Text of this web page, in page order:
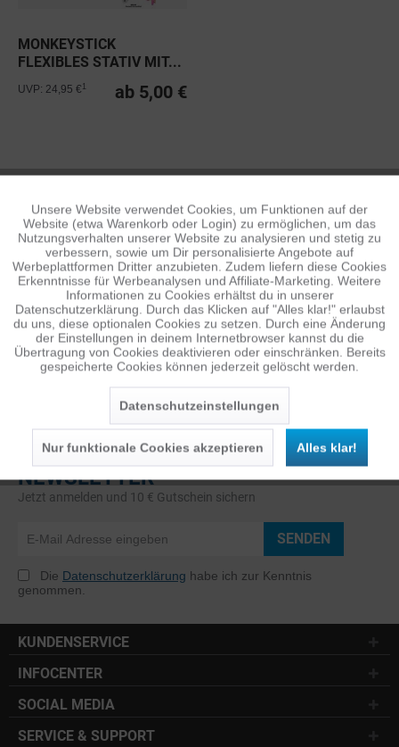
MONKEYSTICK
FLEXIBLES STATIV MIT...
ab 5,00 €
UVP: 24,95 €
MONKEYSTICK
NEWSLETTER
Jetzt anmelden und 10 € Gutschein sichern
SENDEN
Die Datenschutzerklärung habe ich zur Kenntnis
genommen.
KUNDENSERVICE
INFOCENTER
SOCIAL MEDIA
SERVICE & SUPPORT
Funktionale Aktiv
Tracking Inaktiv
Personalisierung Inaktiv
Service Inaktiv
Unsere Website verwendet Cookies, um Funktionen auf der
Website (etwa Warenkorb oder Login) zu ermöglichen, um das
Nutzungsverhalten unserer Website zu analysieren und stetig zu
verbessern, sowie um Dir personalisierte Angebote auf
Werbeplattformen Dritter anzubieten. Zudem liefern diese Cookies
Erkenntnisse für Werbeanalysen und Affiliate-Marketing. Weitere
Informationen zu Cookies erhältst du in unserer
Datenschutzerklärung. Durch das Klicken auf "Alles klar!" erlaubst
du uns, diese optionalen Cookies zu setzen. Durch eine Änderung
der Einstellungen in deinem Internetbrowser kannst du die
Übertragung von Cookies deaktivieren oder einschränken. Bereits
gespeicherte Cookies können jederzeit gelöscht werden.
Datenschutzeinstellungen
Nur funktionale Cookies akzeptieren Alles klar!